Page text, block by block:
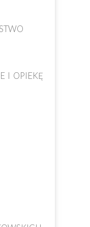
I OPIEKĘ